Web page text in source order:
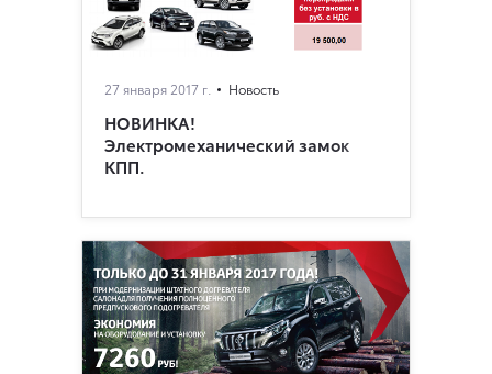
27 января 2017 г. Новость
НОВИНКА!
Электромеханический замок
КПП.